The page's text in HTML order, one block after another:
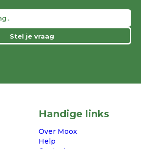
Stel je vraag
Handige links
Over Moox
Help